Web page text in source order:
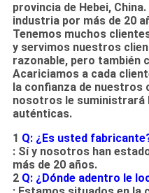
provincia de Hebei,
industria por más de 20
Tenemos muchos
y servimos nuestros
razonable, pero también
Acariciamos a cada
la confianza de nuestros
nosotros le suministrará
auténticas.
1 Q: ¿Es usted
: Sí y nosotros han
más de 20 años.
2 Q: ¿Dónde adentro le